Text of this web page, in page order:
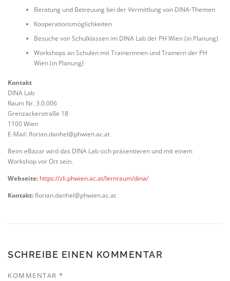
Beratung und Betreuung bei der Vermittlung von DINA-Themen
Kooperationsmöglichkeiten
Besuche von Schulklassen im DINA Lab der PH Wien (in Planung)
Workshops an Schulen mit Trainerinnen und Trainern der PH
Wien (in Planung)
Kontakt
DINA Lab
Raum Nr. 3.0.006
Grenzackerstraße 18
1100 Wien
E-Mail: florian.danhel@phwien.ac.at
Beim eBazar wird das DINA Lab sich präsentieren und mit einem
Workshop vor Ort sein.
Webseite: https://zli.phwien.ac.at/lernraum/dina/
Kontakt:florian.danhel@phwien.ac.at
SCHREIBE EINEN KOMMENTAR
KOMMENTAR *